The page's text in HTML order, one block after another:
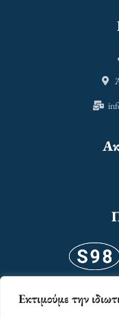
Εκτιμούμε την